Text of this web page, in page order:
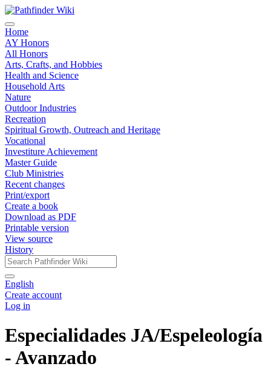
Home
AY Honors
All Honors
Arts, Crafts, and Hobbies
Health and Science
Household Arts
Nature
Outdoor Industries
Recreation
Spiritual Growth, Outreach and Heritage
Vocational
Investiture Achievement
Master Guide
Club Ministries
Recent changes
Print/export
Create a book
Download as PDF
Printable version
View source
History
English
Create account
Log in
Especialidades JA/Espeleología
- Avanzado